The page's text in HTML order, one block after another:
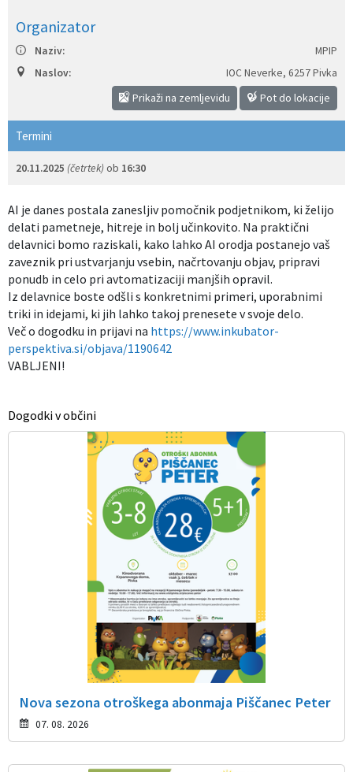
Organizator
Naziv:
MPIP
Naslov:
IOC Neverke, 6257 Pivka
Prikaži na zemljevidu Pot do lokacije
Termini
20.11.2025 (četrtek) ob 16:30
AI je danes postala zanesljiv pomočnik podjetnikom, ki želijo
delati pametneje, hitreje in bolj učinkovito. Na praktični
delavnici bomo raziskali, kako lahko AI orodja postanejo vaš
zaveznik pri ustvarjanju vsebin, načrtovanju objav, pripravi
ponudb in celo pri avtomatizaciji manjših opravil.
Iz delavnice boste odšli s konkretnimi primeri, uporabnimi
triki in idejami, ki jih lahko takoj prenesete v svoje delo.
Več o dogodku in prijavi na https://www.inkubator-
perspektiva.si/objava/1190642
VABLJENI!
Dogodki v občini
Nova sezona otroškega abonmaja Piščanec Peter
07. 08. 2026
Izobraževanje
Skupna občinska uprava